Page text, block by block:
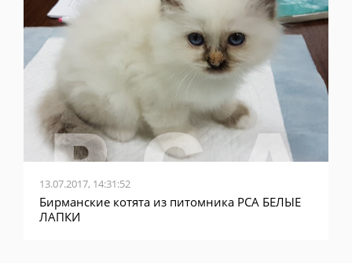
13.07.2017, 14:31:52
Бирманские котята из питомника PCA БЕЛЫЕ
ЛАПКИ